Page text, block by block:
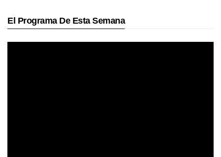
El Programa De Esta Semana